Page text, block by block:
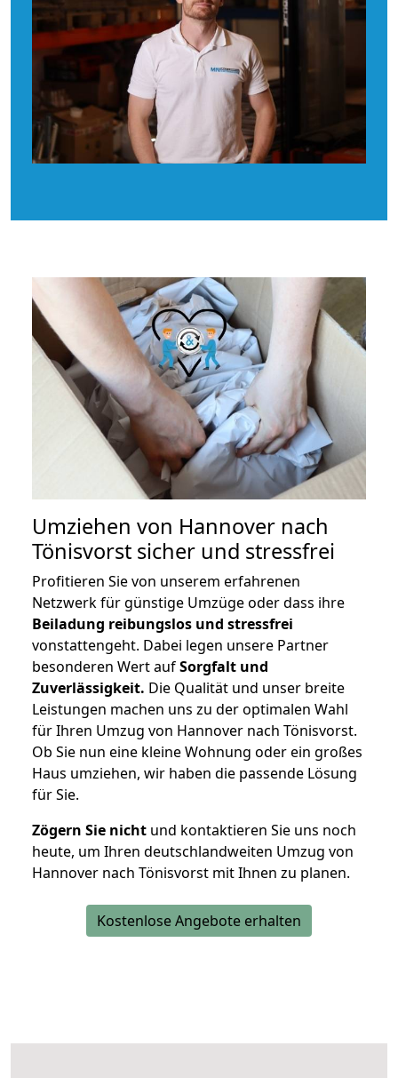
Umziehen von Hannover nach
Tönisvorst sicher und stressfrei
Profitieren Sie von unserem erfahrenen
Netzwerk für günstige Umzüge oder dass ihre
Beiladung reibungslos und stressfrei
vonstattengeht. Dabei legen unsere Partner
besonderen Wert aufSorgfalt und
Zuverlässigkeit. Die Qualität und unser breite
Leistungen machen uns zu der optimalen Wahl
für Ihren Umzug von Hannover nach Tönisvorst.
Ob Sie nun eine kleine Wohnung oder ein großes
Haus umziehen, wir haben die passende Lösung
für Sie.
Zögern Sie nicht und kontaktieren Sie uns noch
heute, um Ihren deutschlandweiten Umzug von
Hannover nach Tönisvorst mit Ihnen zu planen.
Kostenlose Angebote erhalten